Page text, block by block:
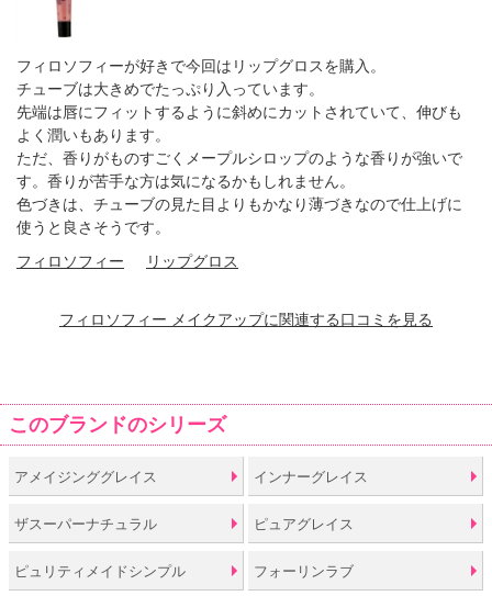
フィロソフィーが好きで今回はリップグロスを購入。
チューブは大きめでたっぷり入っています。
先端は唇にフィットするように斜めにカットされていて、伸びも
よく潤いもあります。
ただ、香りがものすごくメープルシロップのような香りが強いで
す。香りが苦手な方は気になるかもしれません。
色づきは、チューブの見た目よりもかなり薄づきなので仕上げに
使うと良さそうです。
フィロソフィー
リップグロス
フィロソフィー メイクアップに関連する口コミを見る
このブランドのシリーズ
アメイジンググレイス インナーグレイス
ザスーパーナチュラル ピュアグレイス
ピュリティメイドシンプル フォーリンラブ